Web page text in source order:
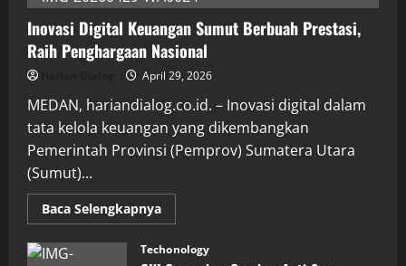
Inovasi Digital Keuangan Sumut Berbuah Prestasi,
Raih Penghargaan Nasional
April 29, 2026
MEDAN, hariandialog.co.id. – Inovasi digital dalam
tata kelola keuangan yang dikembangkan
Pemerintah Provinsi (Pemprov) Sumatera Utara
(Sumut)...
Baca SelengkapnyaRead
more
Inovasi
Digital
Techonology